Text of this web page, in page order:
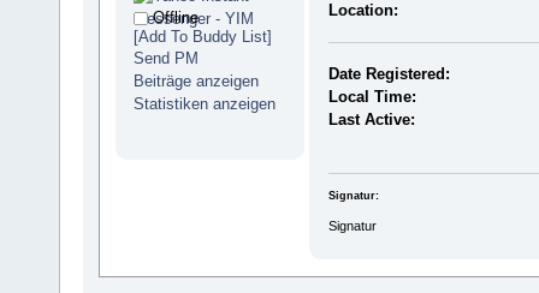
Offline
[Add To Buddy List]
Send PM
Beiträge anzeigen
Statistiken anzeigen
Location:
Date Registered:
Local Time:
Last Active:
Signatur:
Signatur